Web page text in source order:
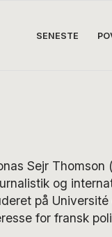
SENESTE
Sejr Thomson
og
på
for fransk